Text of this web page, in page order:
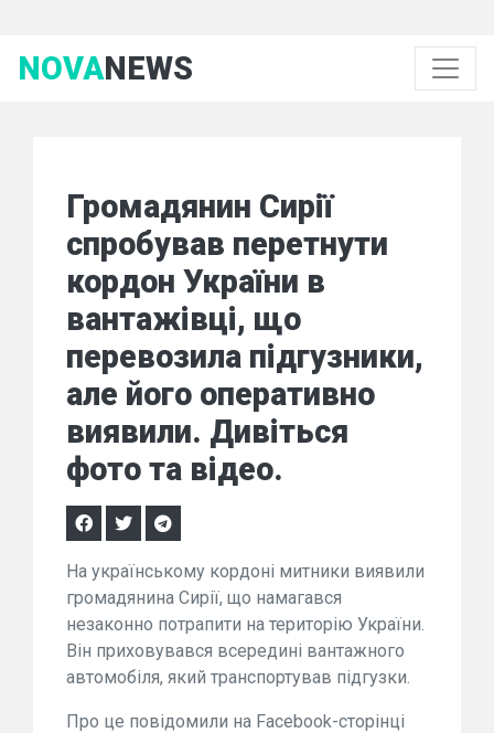
NOVANEWS
Громадянин Сирії
спробував перетнути
кордон України в
вантажівці, що
перевозила підгузники,
але його оперативно
виявили. Дивіться
фото та відео.
На українському кордоні митники виявили
громадянина Сирії, що намагався
незаконно потрапити на територію України.
Він приховувався всередині вантажного
автомобіля, який транспортував підгузки.
Про це повідомили на Facebook-сторінці